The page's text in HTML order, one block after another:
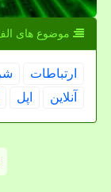
موضوع های الف
ارتباطات
آنلاین
اپل